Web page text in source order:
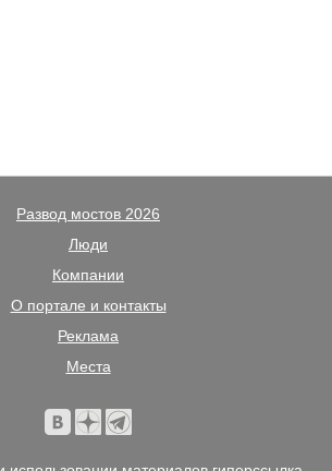
Развод мостов 2026
Люди
Компании
О портале и контакты
Реклама
Места